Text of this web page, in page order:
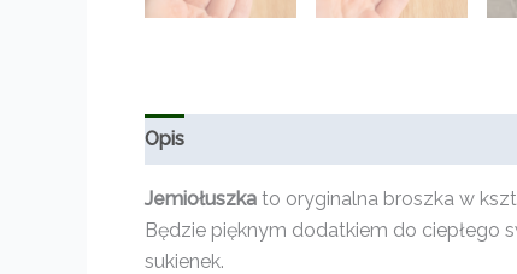
Opis
Jemiołuszka to oryginalna broszka w
Będzie pięknym dodatkiem do ciepłego
sukienek.